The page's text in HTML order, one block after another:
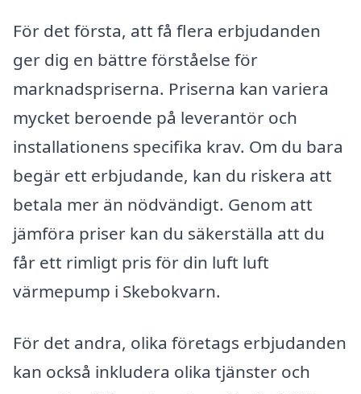
För det första, att få flera erbjudanden
ger dig en bättre förståelse för
marknadspriserna. Priserna kan variera
mycket beroende på leverantör och
installationens specifika krav. Om du bara
begär ett erbjudande, kan du riskera att
betala mer än nödvändigt. Genom att
jämföra priser kan du säkerställa att du
får ett rimligt pris för din luft luft
värmepump i Skebokvarn.
För det andra, olika företags erbjudanden
kan också inkludera olika tjänster och